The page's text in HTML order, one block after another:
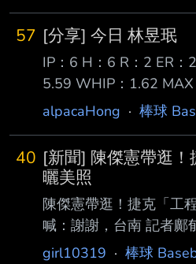
──今天敲出兩發全壘打
態如何？ 「我覺得確實
壘打的擊球仰角都偏低
也不 一定會飛出去，所
全壘打。但我認為自己
已經相當不錯。」 ──
門人選的PCA正面交手
的球員。不過，我還是
57 [分享] 今日 林昱珉
IP：6 H：6 R：2 ER：
5.59 WHIP：1.62
56 上週被跳過一次先發
靠著一顆二壘平飛雙殺
保送無失分 第3局在2出
失掉1分 第4局雖然首名
續解決3位打者 第5局
掉1分 第6局則是投出
出2K 最終以91球完成優
alpacaHong · 棒球
40 [新聞] 陳傑憲帶逛！
曬美照
陳傑憲帶逛！捷克「工
喊：謝謝，台南 記者鄺
家隊「工程師投手」薩
girl10319 · 棒球